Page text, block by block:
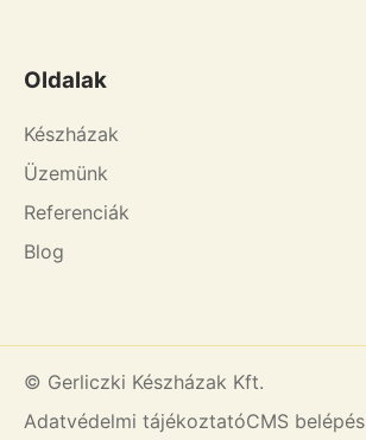
Oldalak
Készházak
Üzemünk
Referenciák
Blog
© Gerliczki Készházak Kft.
Adatvédelmi tájékoztatóCMS belépés